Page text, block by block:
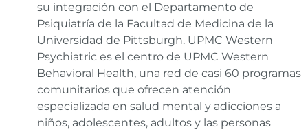
Medications. Consultado en enero de 2026.
https://www.nimh.nih.gov/health/topics/mental-
health-medications.Enlace.
University of Bristol, Adverse Health Outcomes
Associated With Long-Term Antidepressant Use.
Consultado en enero de 2026.
https://www.bristol.ac.uk/primaryhealthcare/news/
health-outcomes-associated-with-long-term-
su integración con el Departamento de
Psiquiatría de la Facultad de Medicina de la
Universidad de Pittsburgh. UPMC Western
Psychiatric es el centro de UPMC Western
Behavioral Health, una red de casi 60 programas
comunitarios que ofrecen atención
especializada en salud mental y adicciones a
niños, adolescentes, adultos y las personas